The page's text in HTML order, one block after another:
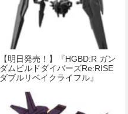
【明日発売！】『HGBD:R ガン
ダムビルドダイバーズRe:RISE
ダブルリベイクライフル』